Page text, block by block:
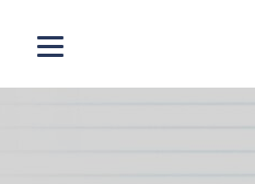
打開選單